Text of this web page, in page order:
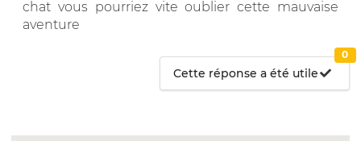
chat vous pourriez vite oublier cette mauvaise
aventure
Cette réponse a été utile
0